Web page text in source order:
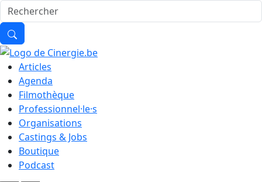
Articles
Agenda
Filmothèque
Professionnel·le·s
Organisations
Castings & Jobs
Boutique
Podcast